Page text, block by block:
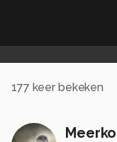
177 keer bekeken